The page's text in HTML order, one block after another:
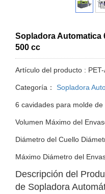
Sopladora Automatica
500 cc
Artículo del producto : PET-
Categoría： Sopladora
6 cavidades para molde de
Volumen Máximo del
Diámetro del Cuello
Máximo Diámetro del
Descripción del
de Sopladora